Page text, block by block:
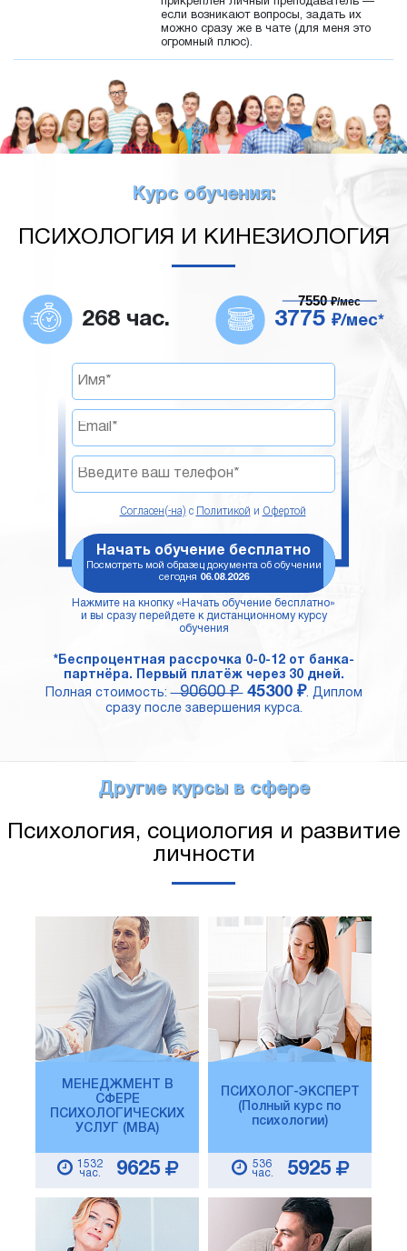
если возникают вопросы, задать их
можно сразу же в чате (для меня это
огромный плюс).
Курс обучения:
ПСИХОЛОГИЯ И КИНЕЗИОЛОГИЯ
268 час. 3775 ₽/мес*
7550₽/мес
Согласен(-на) с Политикой и Офертой
Начать обучение бесплатно
Посмотреть мой образец документа об обучении
сегодня 06.08.2026
Нажмите на кнопку «Начать обучение бесплатно»
и вы сразу перейдете к дистанционному курсу
обучения
*Беспроцентная рассрочка 0-0-12 от банка-
партнёра. Первый платёж через 30 дней.
Полная стоимость:90600 ₽ 45300 ₽. Диплом
сразу после завершения курса.
Другие курсы в сфере
Психология, социология и развитие
личности
МЕНЕДЖМЕНТ В
СФЕРЕ
ПСИХОЛОГИЧЕСКИХ
УСЛУГ (MBA)
1532
час.
9625
ПСИХОЛОГ-ЭКСПЕРТ
(Полный курс по
психологии)
536
час.
5925